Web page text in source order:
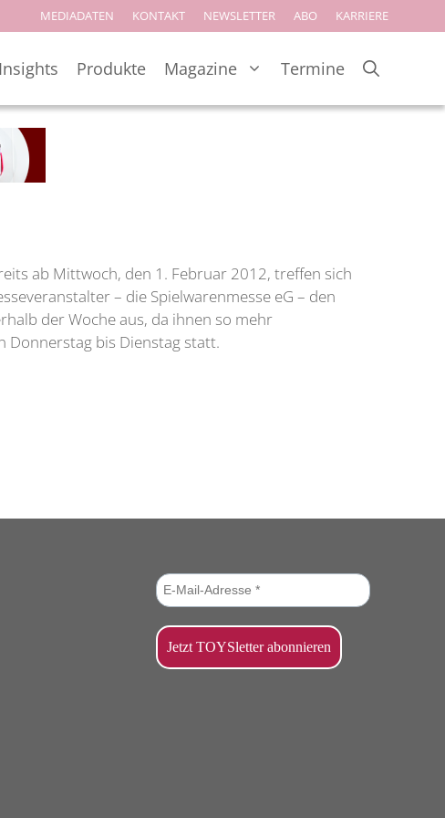
MEDIADATEN KONTAKT NEWSLETTER ABO KARRIERE
Insights Produkte Magazine Termine
ab Mittwoch, den 1. Februar 2012, treffen sich
– die Spielwarenmesse eG – den
der Woche aus, da ihnen so mehr
Donnerstag bis Dienstag statt.